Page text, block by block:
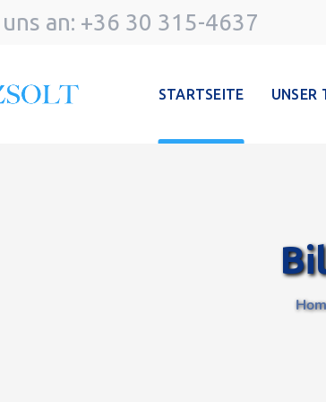
an: +36 30 315-4637
STARTSEITE UNSER